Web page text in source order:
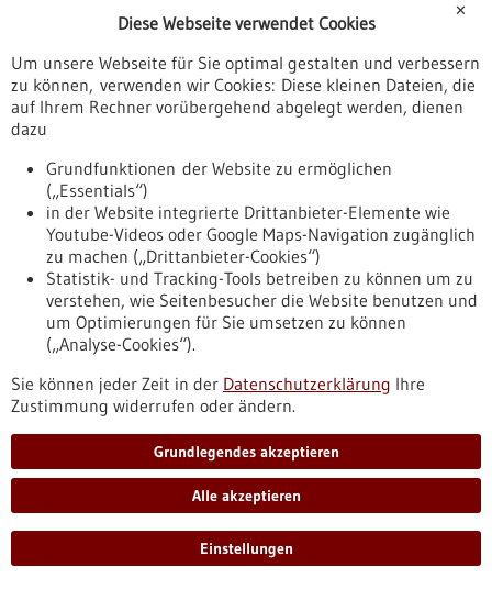
muss zuverlässig zwischen krankem und gesundem Gewebe
unterschieden werden können. Einen biochemischen Sensor,
mit dem Tumorzellen in einer Gewebeprobe innerhalb von
zehn Minuten im OP sichtbar gemacht werden können, hat
das Start-up FlareOn Biotech aus Frickenhausen entwickelt.
Das Unternehmen ist auf der Suche nach Partnern, um das
Diagnostiksystem in die Anwendung bringen zu können.
https://www.gesundheitsindustrie-
bw.de/fachbeitrag/aktuell/flare-biotech-sensor-soll-
tumorreste-direkt-beim-eingriff-sichtbar-machen
Pressemitteilung - 30.06.2026
Franziska-Kolb-Preis für personalisierte
Leukämieforschung Dr. Alexandra
Niedermayer erhält 8000 Euro
Die Krebsforscherin Dr. Alexandra Niedermayer aus der Ulmer
Kinder- und Jugendklinik erhält den mit 8000 Euro dotierten
Franziska-Kolb-Preis der Stiftung der Universität Ulm. Die 32-
Jährige erforscht aggressive Blutkrebsarten und hat mithilfe
moderner Verfahren einen wirksamen, personalisierten
Behandlungsansatz identifiziert.
https://www.gesundheitsindustrie-
bw.de/fachbeitrag/pm/franziska-kolb-preis-fuer-
✕
Diese Webseite verwendet Cookies
Um unsere Webseite für Sie optimal gestalten und verbessern
zu können, verwenden wir Cookies: Diese kleinen Dateien, die
auf Ihrem Rechner vorübergehend abgelegt werden, dienen
dazu
Grundfunktionen der Website zu ermöglichen
(„Essentials“)
in der Website integrierte Drittanbieter-Elemente wie
Youtube-Videos oder Google Maps-Navigation zugänglich
zu machen („Drittanbieter-Cookies“)
Statistik- und Tracking-Tools betreiben zu können um zu
verstehen, wie Seitenbesucher die Website benutzen und
um Optimierungen für Sie umsetzen zu können
(„Analyse-Cookies“).
Sie können jeder Zeit in der Datenschutzerklärung Ihre
Zustimmung widerrufen oder ändern.
Grundlegendes akzeptieren
Alle akzeptieren
Einstellungen